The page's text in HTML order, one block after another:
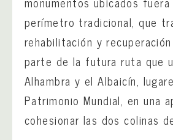
perímetro tradicional, que
rehabilitación y
parte de la futura ruta que
Alhambra y el Albaicín,
Patrimonio Mundial, en una
cohesionar las dos colinas